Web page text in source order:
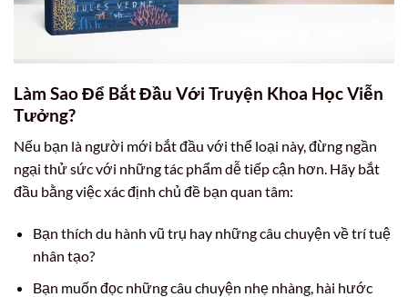
Làm Sao Để Bắt Đầu Với Truyện Khoa Học Viễn
Tưởng?
Nếu bạn là người mới bắt đầu với thể loại này, đừng ngần
ngại thử sức với những tác phẩm dễ tiếp cận hơn. Hãy bắt
đầu bằng việc xác định chủ đề bạn quan tâm:
Bạn thích du hành vũ trụ hay những câu chuyện về trí tuệ
nhân tạo?
Bạn muốn đọc những câu chuyện nhẹ nhàng, hài hước